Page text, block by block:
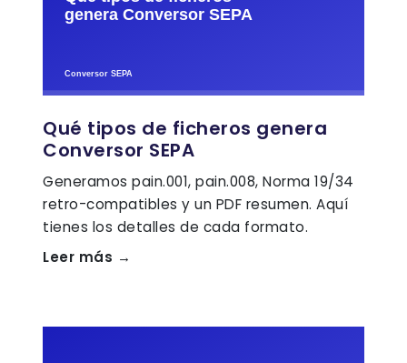
Qué tipos de ficheros genera
Conversor SEPA
Generamos pain.001, pain.008, Norma 19/34
retro-compatibles y un PDF resumen. Aquí
tienes los detalles de cada formato.
Leer más →